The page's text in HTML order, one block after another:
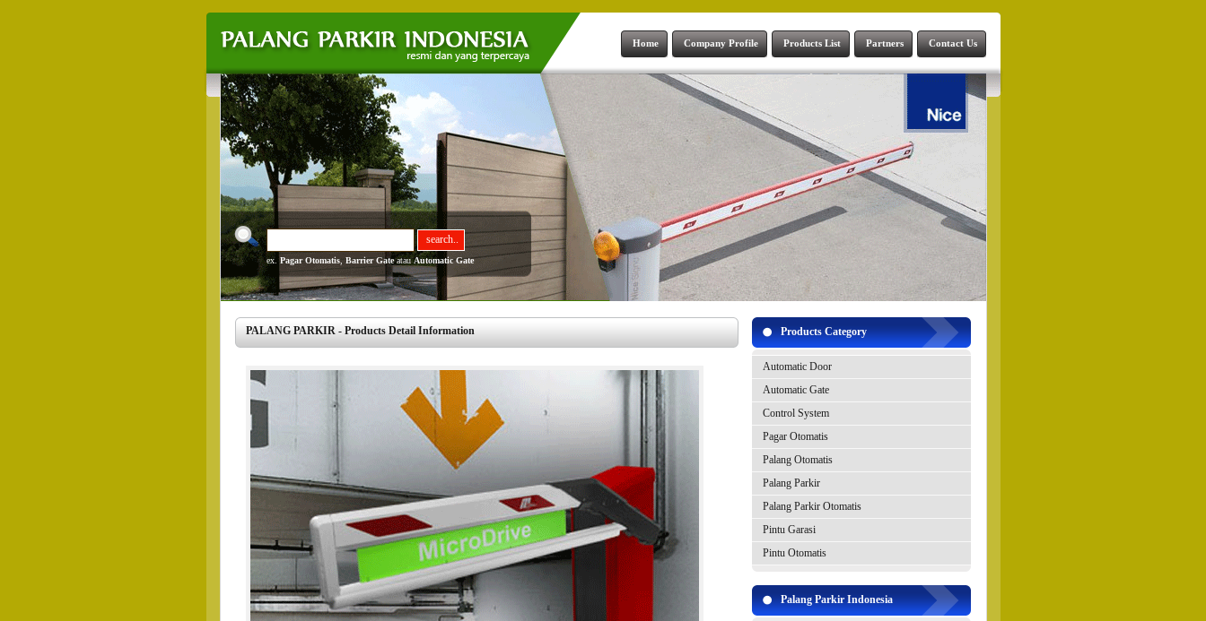
Contact Us
Partners
Products List
Company Profile
Home
ex. Pagar Otomatis, Barrier GateatauAutomatic Gate
PALANG PARKIR - Products Detail Information Products Category
Automatic Door
Automatic Gate
Control System
Pagar Otomatis
Palang Otomatis
Palang Parkir
Palang Parkir Otomatis
Pintu Garasi
Pintu Otomatis
Palang Parkir Indonesia